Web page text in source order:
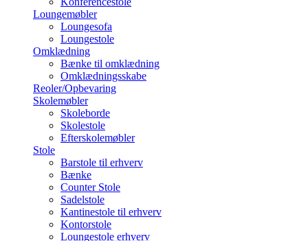
Loungemøbler
Loungesofa
Loungestole
Omklædning
Bænke til omklædning
Omklædningsskabe
Reoler/Opbevaring
Skolemøbler
Skoleborde
Skolestole
Efterskolemøbler
Stole
Barstole til erhverv
Bænke
Counter Stole
Sadelstole
Kantinestole til erhverv
Kontorstole
Loungestole erhverv